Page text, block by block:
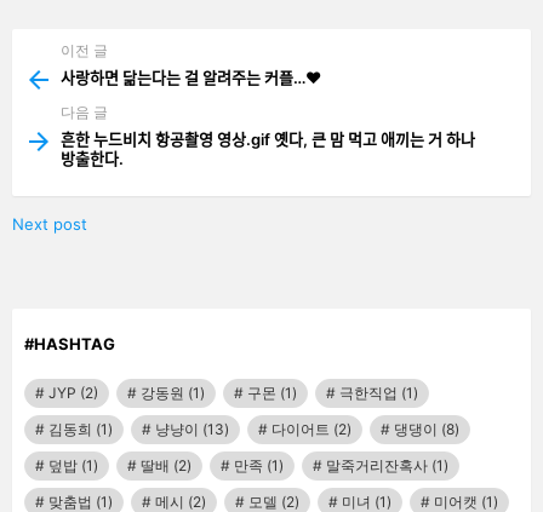
more
이전 글
사랑하면 닮는다는 걸 알려주는 커플…❤️
다음 글
흔한 누드비치 항공촬영 영상.gif 옛다, 큰 맘 먹고 애끼는 거 하나
방출한다.
Next post
#HASHTAG
JYP (2) 강동원 (1) 구몬 (1) 극한직업 (1)
김동희 (1) 냥냥이 (13) 다이어트 (2) 댕댕이 (8)
덮밥 (1) 딸배 (2) 만족 (1) 말죽거리잔혹사 (1)
맞춤법 (1) 메시 (2) 모델 (2) 미녀 (1) 미어캣 (1)